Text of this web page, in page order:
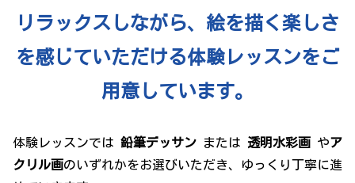
リラックスしながら、絵を描く楽しさ
を感じていただける体験レッスンをご
用意しています。
体験レッスンでは 鉛筆デッサン または 透明水彩画 やア
クリル画のいずれかをお選びいただき、ゆっくり丁寧に進